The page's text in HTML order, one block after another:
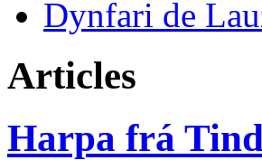
Dynfari de
Articles
Harpa frá